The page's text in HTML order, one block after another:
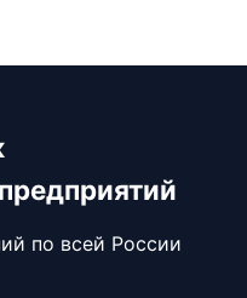
по всей России